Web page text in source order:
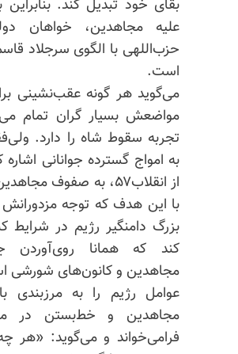
بقای خود تبدیل کند.
علیه مجاهدین، خواهان
حزب‌اللهی با الگوی سرجلاد
است.
می‌گوید هر گونه عقب‌نشینی
مواضعش بسیار گران تمام
تجربه سقوط شاه را دارد.
به‌ امواج گسترده جوانانی
از انقلاب۵۷، به‌ صفوف
با این هدف که توجه
بزرگ دامنگیر رژیم در شرایط
کند که همانا روی‌آوردن
‌مجاهدین و کانون‌های شورشی
عوامل رژیم را به‌ مرزبندی
مجاهدین و خط‌بستن در
فرامی‌خواند و می‌گوید: «هر